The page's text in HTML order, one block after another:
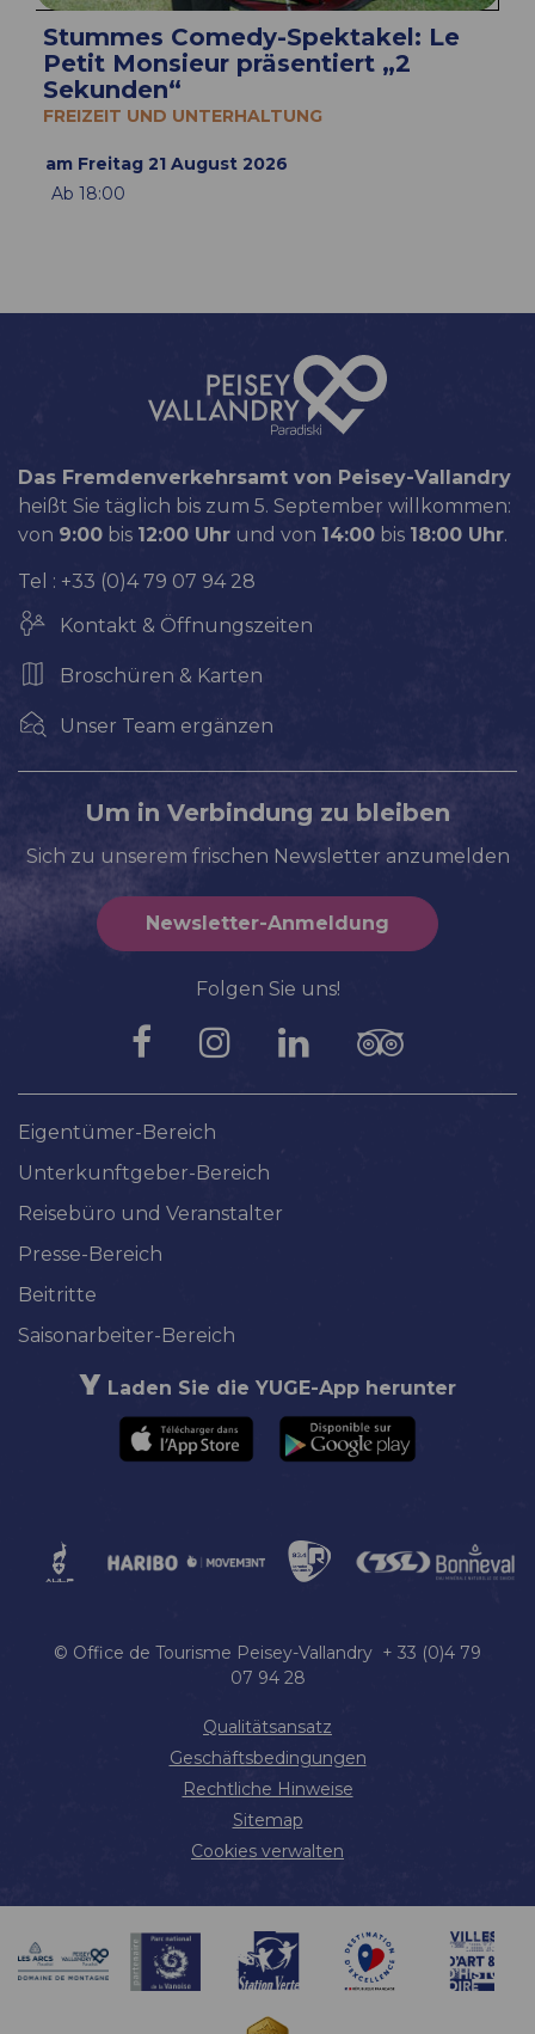
Stummes Comedy-Spektakel: Le
Petit Monsieur präsentiert „2
Sekunden“
FREIZEIT UND UNTERHALTUNG
am Freitag 21 August 2026
Ab 18:00
Das Fremdenverkehrsamt von Peisey-Vallandry
heißt Sie täglich bis zum 5. September willkommen:
von 9:00 bis 12:00 Uhr und von 14:00 bis 18:00 Uhr.
Tel : +33 (0)4 79 07 94 28
Kontakt & Öffnungszeiten
Broschüren & Karten
Unser Team ergänzen
Um in Verbindung zu bleiben
Sich zu unserem frischen Newsletter anzumelden
Newsletter-Anmeldung
Folgen Sie uns!
Eigentümer-Bereich
Unterkunftgeber-Bereich
Reisebüro und Veranstalter
Presse-Bereich
Beitritte
Saisonarbeiter-Bereich
Laden Sie die YUGE-App herunter
© Office de Tourisme Peisey-Vallandry + 33 (0)4 79
07 94 28
Qualitätsansatz
Geschäftsbedingungen
Rechtliche Hinweise
Sitemap
Cookies verwalten